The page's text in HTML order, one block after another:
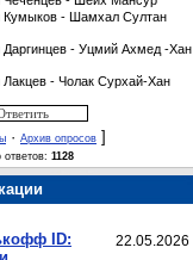
Кумыков - Шамхал Султан
Даргинцев - Уцмий Ахмед -Хан
- Чолак Сурхай-Хан
· Архив опросов ]
ответов: 1128
22.05.2026
ID: